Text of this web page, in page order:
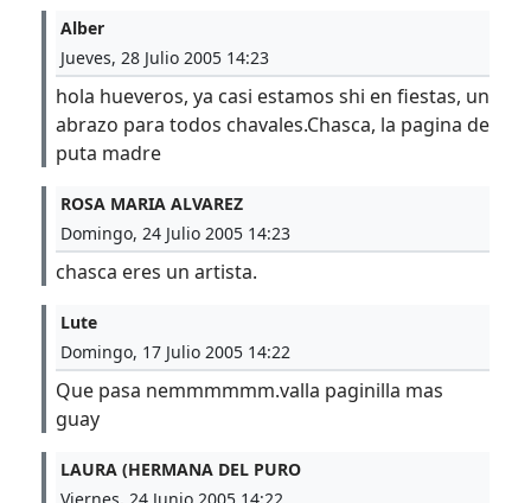
Alber
Jueves, 28 Julio 2005 14:23
hola hueveros, ya casi estamos shi en fiestas, un
abrazo para todos chavales.Chasca, la pagina de
puta madre
ROSA MARIA ALVAREZ
Domingo, 24 Julio 2005 14:23
chasca eres un artista.
Lute
Domingo, 17 Julio 2005 14:22
Que pasa nemmmmmm.valla paginilla mas
guay
LAURA (HERMANA DEL PURO